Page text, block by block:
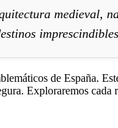
medieval,
de España.
Exploraremos